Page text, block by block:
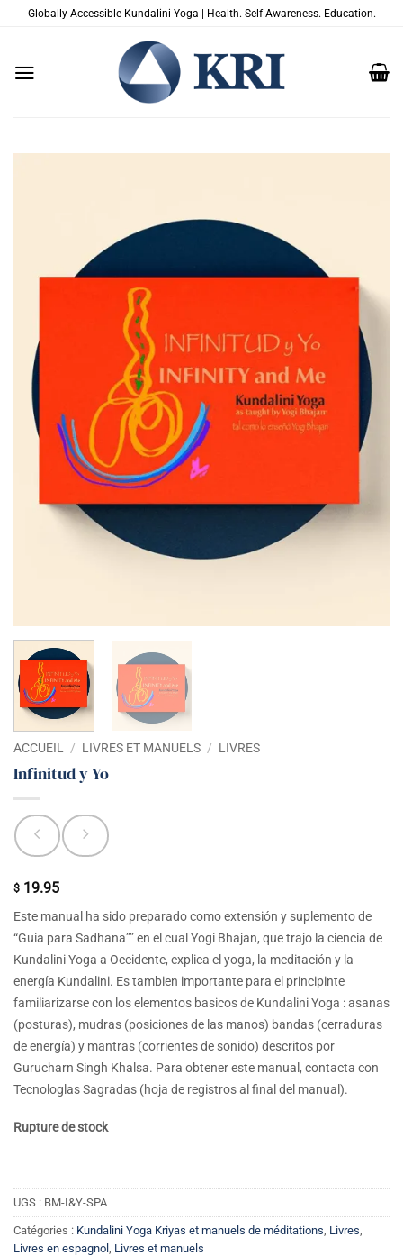
PasserGlobally Accessible Kundalini Yoga | Health. Self Awareness. Education.
ACCUEIL / LIVRES ET MANUELS / LIVRES
Infinitud y Yo
$ 19.95
Este manual ha sido preparado como extensión y suplemento de
“Guia para Sadhana”” en el cual Yogi Bhajan, que trajo la ciencia de
Kundalini Yoga a Occidente, explica el yoga, la meditación y la
energía Kundalini. Es tambien importante para el principinte
familiarizarse con los elementos basicos de Kundalini Yoga : asanas
(posturas), mudras (posiciones de las manos) bandas (cerraduras
de energía) y mantras (corrientes de sonido) descritos por
Gurucharn Singh Khalsa. Para obtener este manual, contacta con
Tecnologlas Sagradas (hoja de registros al final del manual).
Rupture de stock
UGS : BM-I&Y-SPA
Catégories : Kundalini Yoga Kriyas et manuels de méditations Livres
Livres en espagnol
Livres et manuels